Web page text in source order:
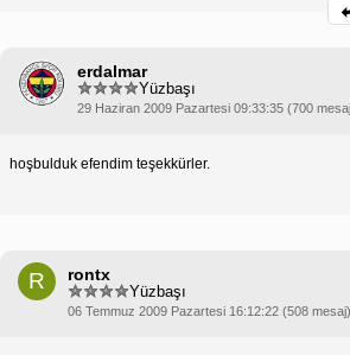
erdalmar
Yüzbaşı
29 Haziran 2009 Pazartesi 09:33:35 (700
hoşbulduk efendim teşekkürler.
R rontx
Yüzbaşı
06 Temmuz 2009 Pazartesi 16:12:22 (508 mesaj)